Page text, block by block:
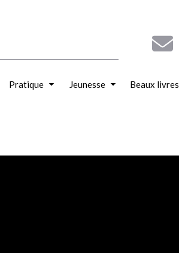
Pratique Jeunesse Beaux livres